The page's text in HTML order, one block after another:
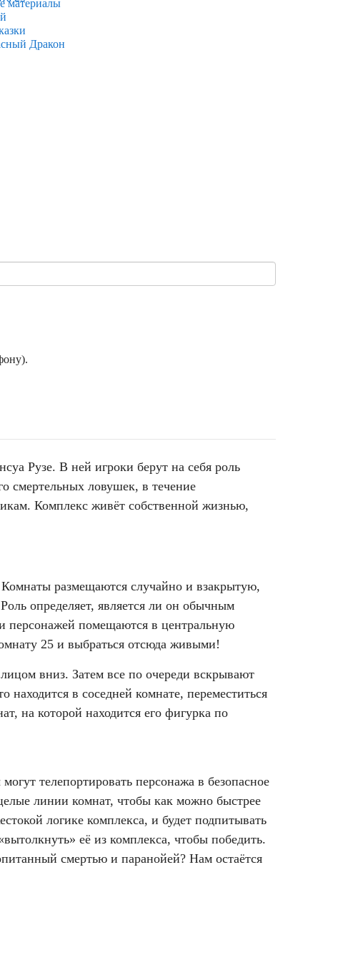
материалы
Дракон
Рузе. В ней игроки берут на себя роль
смертельных ловушек, в течение
Комплекс живёт собственной жизнью,
размещаются случайно и взакрытую,
определяет, является ли он обычным
персонажей помещаются в центральную
25 и выбраться отсюда живыми!
вниз. Затем все по очереди вскрывают
в соседней комнате, переместиться
на которой находится его фигурка по
телепортировать персонажа в безопасное
линии комнат, чтобы как можно быстрее
логике комплекса, и будет подпитывать
её из комплекса, чтобы победить.
смертью и паранойей? Нам остаётся